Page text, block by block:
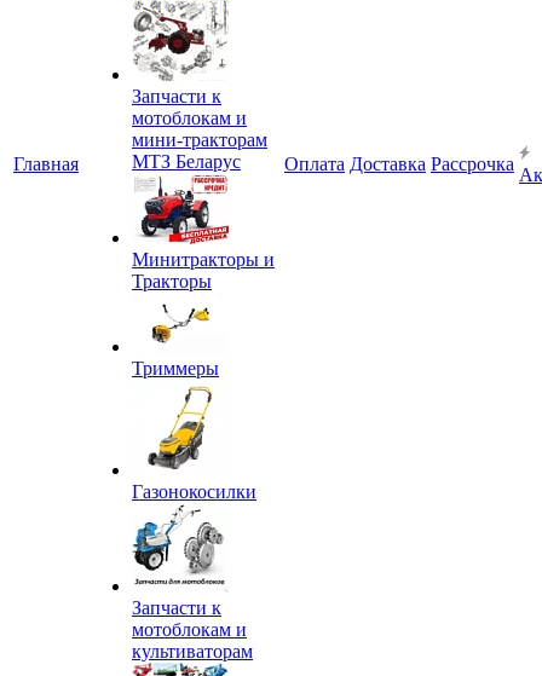
Главная
Запчасти к
мотоблокам и
мини-тракторам
МТЗ Беларус
Минитракторы и
Тракторы
Триммеры
Газонокосилки
Запчасти к
мотоблокам и
культиваторам
Оплата Доставка Рассрочка